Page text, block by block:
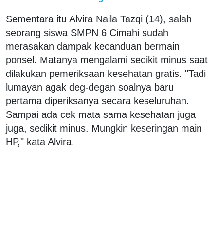
Sementara itu Alvira Naila Tazqi (14), salah
seorang siswa SMPN 6 Cimahi sudah
merasakan dampak kecanduan bermain
ponsel. Matanya mengalami sedikit minus saat
dilakukan pemeriksaan kesehatan gratis. "Tadi
lumayan agak deg-degan soalnya baru
pertama diperiksanya secara keseluruhan.
Sampai ada cek mata sama kesehatan juga
juga, sedikit minus. Mungkin keseringan main
HP," kata Alvira.